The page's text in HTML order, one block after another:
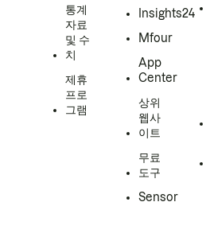
통계
자료
및 수
치
제휴
프로
그램
Insights24
Mfour
App
Center
상위
웹사
이트
무료
도구
Sensor